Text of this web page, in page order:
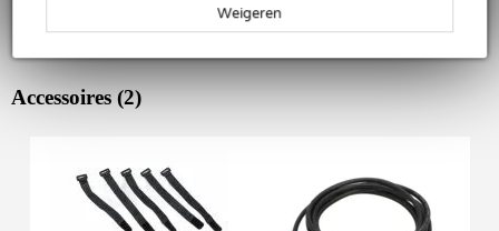
Weigeren
Accessoires (2)